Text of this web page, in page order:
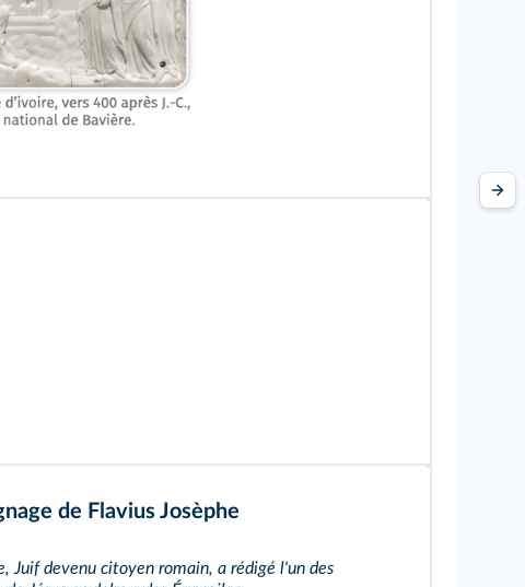
de Flavius Josèphe
Juif devenu citoyen romain, a rédigé l'un des